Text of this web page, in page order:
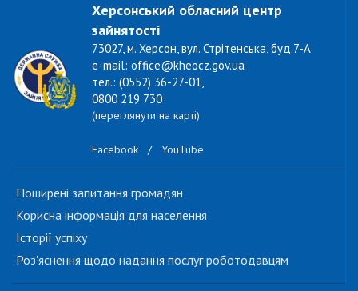
Херсонський обласний центр
зайнятості
73027, м. Херсон, вул. Стрітенська, буд.7-А
e-mail: office@kheocz.gov.ua
тел.: (0552) 36-27-01,
0800 219 730
(переглянути на карті)
Facebook / YouTube
Поширені запитання громадян
Корисна інформація для населення
Історії успіху
Роз'яснення щодо надання послуг роботодавцям